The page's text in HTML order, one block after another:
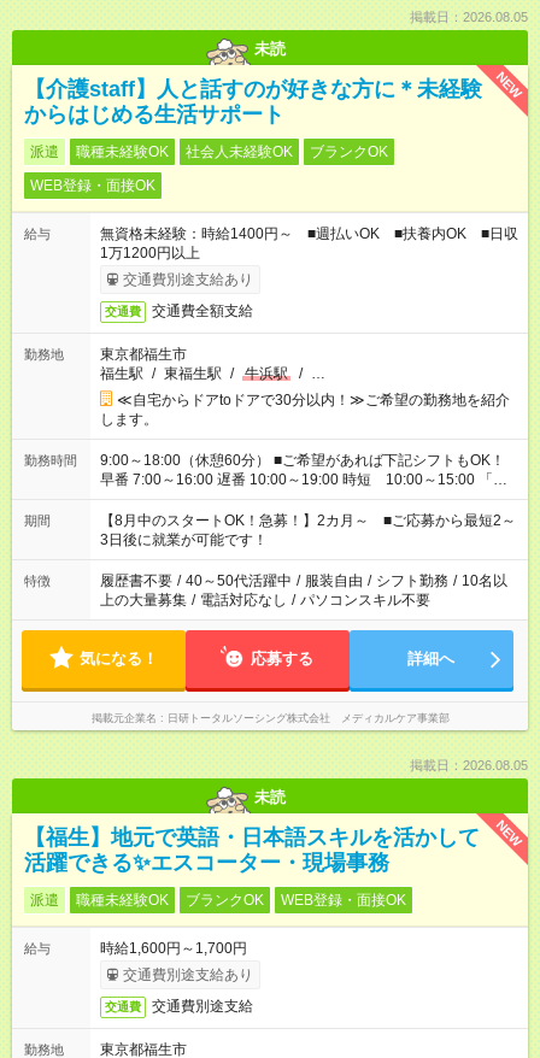
掲載日：2026.08.05
未読
NEW
【介護staff】人と話すのが好きな方に＊未経験
からはじめる生活サポート
派遣 職種未経験OK 社会人未経験OK
ブランクOK
WEB登録・面接OK
給与
無資格未経験：時給1400円～ ■週払いOK ■扶養内OK ■日収
1万1200円以上
交通費別途支給あり
交通費 交通費全額支給
勤務地
東京都福生市
福生駅 / 東福生駅 / 牛浜駅 / …
≪自宅からドアtoドアで30分以内！≫ご希望の勤務地を紹介
します。
勤務時間
9:00～18:00（休憩60分） ■ご希望があれば下記シフトもOK！
早番 7:00～16:00 遅番 10:00～19:00 時短 10:00～15:00 「家
族と休みを合わせたい」 「余裕を持って夕飯の準備がしたい」
「できれば残業はしたくない」 など、ご希望を教えてください
ね。 ※Wワーク希望の方へ 今ご覧のお仕事で希望する勤務時間
と、もう1つのお仕事の勤務時間。 合計で週40時間を超える場
合は応募できません。
期間
【8月中のスタートOK！急募！】2カ月～ ■ご応募から最短2～
3日後に就業が可能です！
特徴 履歴書不要 / 40～50代活躍中 / 服装自由 / シフト勤務 / 10名以
上の大量募集 / 電話対応なし / パソコンスキル不要
気になる！ 応募する 詳細へ
掲載元企業名 日研トータルソーシング株式会社 メディカルケア事業部
掲載日：2026.08.05
未読
NEW
【福生】地元で英語・日本語スキルを活かして
活躍できる✨エスコーター・現場事務
派遣 職種未経験OK ブランクOK WEB登録・面接OK
給与
時給1,600円～1,700円
交通費別途支給あり
交通費 交通費別途支給
勤務地
東京都福生市